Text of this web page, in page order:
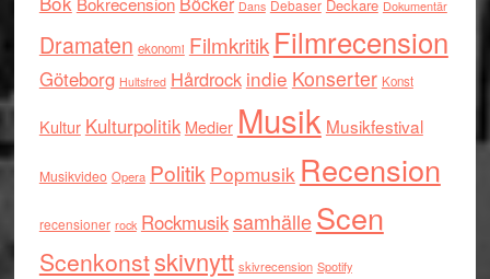
Dans Debaser Deckare Dokumentär
Dramaten ekonomi Filmkritik Filmrecension
Göteborg Hultsfred Hårdrock indie Konserter Konst
Kultur Kulturpolitik Medier Musik Musikfestival
Musikvideo Opera Politik Popmusik Recension
recensioner rock RockmusiksamhälleScen
Scenkonstskivnytt skivrecension Spotify